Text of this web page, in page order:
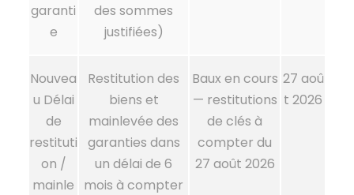
garanti
e
des sommes
justifiées)
Nouvea
u Délai
de
restituti
on /
mainle
Restitution des
biens et
mainlevée des
garanties dans
un délai de 6
mois à compter
Baux en cours
— restitutions
de clés à
compter du
27 août 2026
27 aoû
t 2026